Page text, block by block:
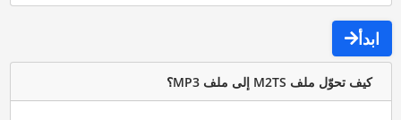
ابدأ
كيف تحوّل ملف M2TS إلى ملف MP3؟